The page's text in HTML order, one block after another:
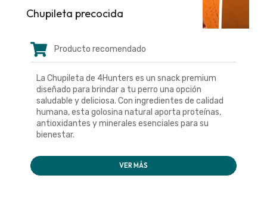
Chupileta precocida
Producto recomendado
La Chupileta de 4Hunters es un snack premium
diseñado para brindar a tu perro una opción
saludable y deliciosa. Con ingredientes de calidad
humana, esta golosina natural aporta proteínas,
antioxidantes y minerales esenciales para su
bienestar.
VER MÁS